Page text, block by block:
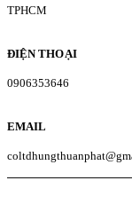
TPHCM
ĐIỆN THOẠI
0906353646
EMAIL